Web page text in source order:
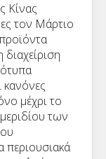
Κίνας
τον Μάρτιο
μέχρι το
των
περιουσιακά